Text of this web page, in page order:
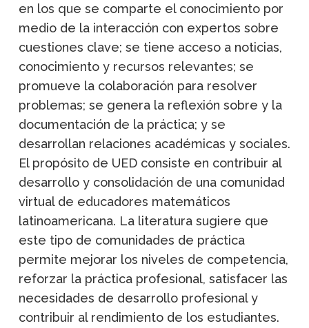
en los que se comparte el conocimiento por
medio de la interacción con expertos sobre
cuestiones clave; se tiene acceso a noticias,
conocimiento y recursos relevantes; se
promueve la colaboración para resolver
problemas; se genera la reflexión sobre y la
documentación de la práctica; y se
desarrollan relaciones académicas y sociales.
El propósito de UED consiste en contribuir al
desarrollo y consolidación de una comunidad
virtual de educadores matemáticos
latinoamericana. La literatura sugiere que
este tipo de comunidades de práctica
permite mejorar los niveles de competencia,
reforzar la práctica profesional, satisfacer las
necesidades de desarrollo profesional y
contribuir al rendimiento de los estudiantes.